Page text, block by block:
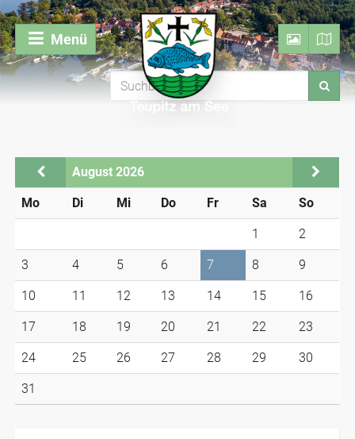
Menü
August 2026
Mo Di Mi Do Fr Sa So
1 2
3 4 5 6 7 8 9
10 11 12 13 14 15 16
17 18 19 20 21 22 23
24 25 26 27 28 29 30
31